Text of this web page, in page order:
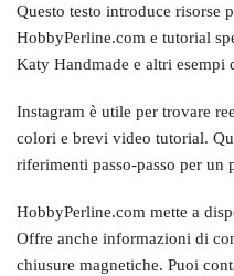
Questo testo introduce risorse
HobbyPerline.com e tutorial
Katy Handmade e altri esempi
Instagram è utile per trovare
colori e brevi video tutorial.
riferimenti passo-passo per un
HobbyPerline.com mette a
Offre anche informazioni di
chiusure magnetiche. Puoi